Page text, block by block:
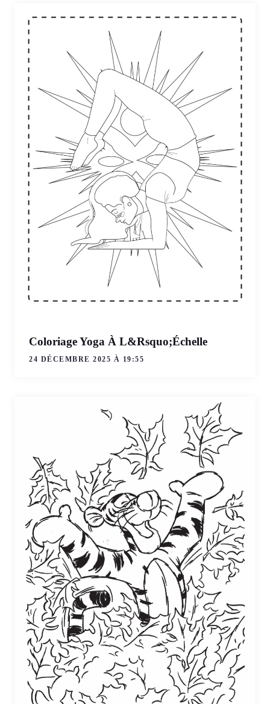
Coloriage Yoga À L&Rsquo;Échelle
24 DÉCEMBRE 2025 À 19:55